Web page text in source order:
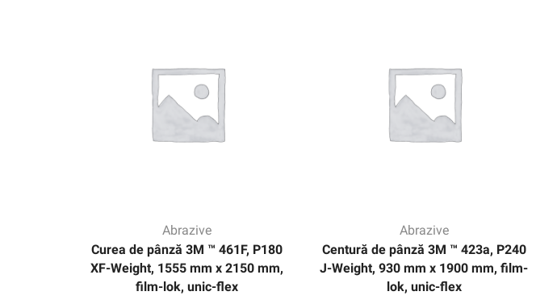
Abrazive
Curea de pânză 3M ™ 461F, P180
XF-Weight, 1555 mm x 2150 mm,
film-lok, unic-flex
Abrazive
Centură de pânză 3M ™ 423a, P240
J-Weight, 930 mm x 1900 mm, film-
lok, unic-flex